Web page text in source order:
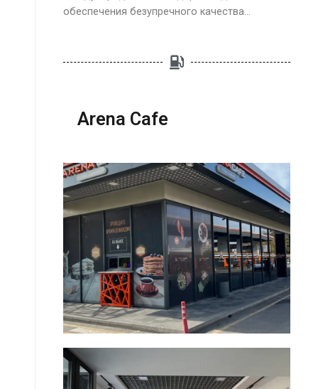
обеспечения безупречного качества…
Arena Cafe